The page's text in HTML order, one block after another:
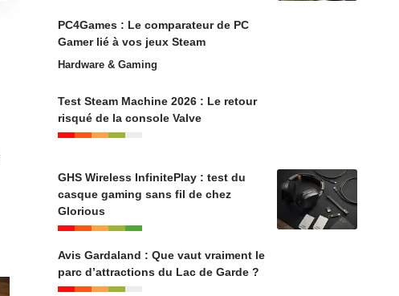
PC4Games : Le comparateur de PC
Gamer lié à vos jeux Steam
Hardware & Gaming
Test Steam Machine 2026 : Le retour
risqué de la console Valve
GHS Wireless InfinitePlay : test du
casque gaming sans fil de chez
Glorious
Avis Gardaland : Que vaut vraiment le
parc d’attractions du Lac de Garde ?